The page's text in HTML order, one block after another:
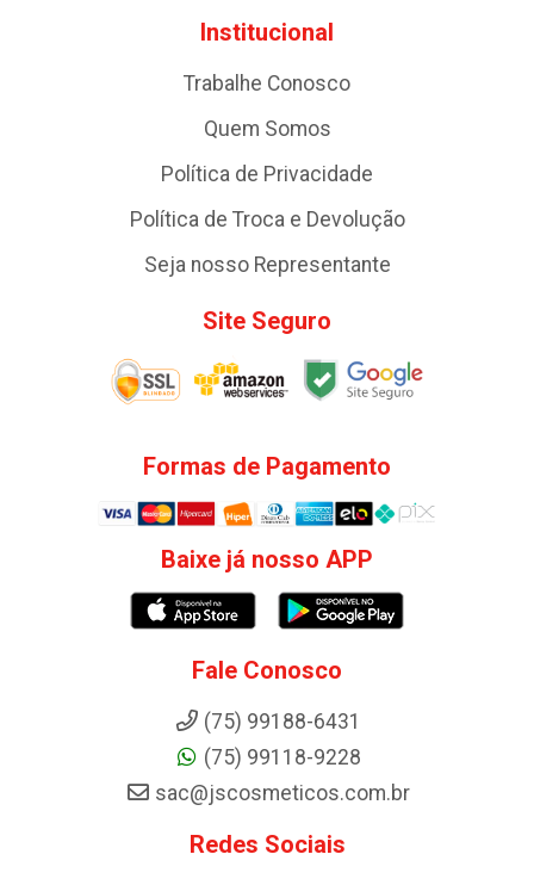
Institucional
Trabalhe Conosco
Quem Somos
Política de Privacidade
Política de Troca e Devolução
Seja nosso Representante
Site Seguro
Formas de Pagamento
Baixe já nosso APP
Fale Conosco
(75) 99188-6431
(75) 99118-9228
sac@jscosmeticos.com.br
Redes Sociais